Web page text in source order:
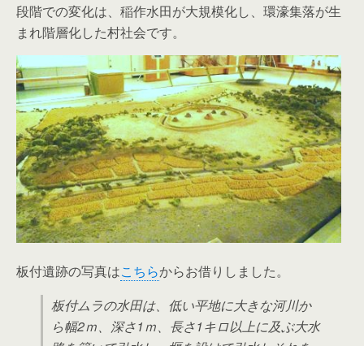
段階での変化は、稲作水田が大規模化し、環濠集落が生
まれ階層化した村社会です。
板付遺跡の写真はこちらからお借りしました。
板付ムラの水田は、低い平地に大きな河川か
ら幅2ｍ、深さ1ｍ、長さ1キロ以上に及ぶ大水